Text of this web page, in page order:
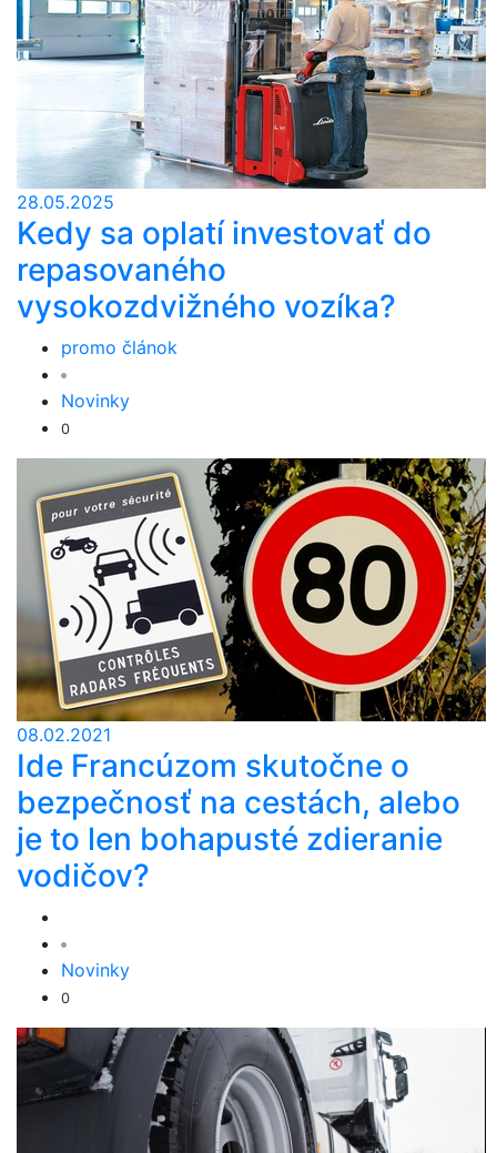
28.05.2025
Kedy sa oplatí investovať do
repasovaného
vysokozdvižného vozíka?
promo článok
Novinky
0
08.02.2021
Ide Francúzom skutočne o
bezpečnosť na cestách, alebo
je to len bohapusté zdieranie
vodičov?
Novinky
0